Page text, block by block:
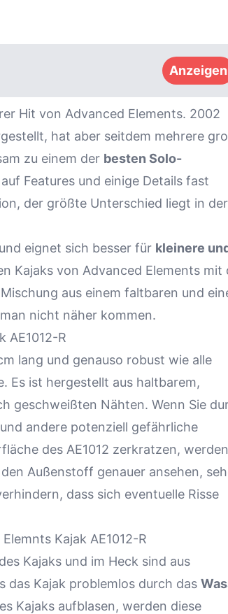
Anzeigen
Hit von Advanced Elements. 2002
hat aber seitdem mehrere
zu einem der besten Solo-
Features und einige Details fast
der größte Unterschied liegt in der
eignet sich besser für kleinere
Kajaks von Advanced Elements mit
aus einem faltbaren und
nicht näher kommen.
AE1012-R
lang und genauso robust wie alle
Es ist hergestellt aus haltbarem,
geschweißten Nähten. Wenn Sie
andere potenziell gefährliche
des AE1012 zerkratzen, werden
Außenstoff genauer ansehen,
dass sich eventuelle Risse
Kajak AE1012-R
Kajaks und im Heck sind aus
das Kajak problemlos durch das
Kajaks aufblasen, werden diese